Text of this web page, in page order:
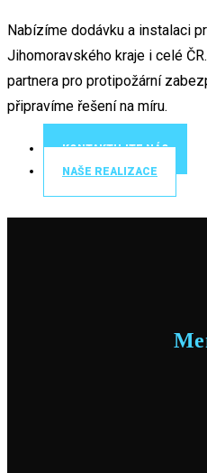
Nabízíme dodávku a instalaci
Jihomoravského kraje i celé
partnera pro protipožární
připravíme řešení na míru.
KONTAKTUJTE NÁS
NAŠE REALIZACE